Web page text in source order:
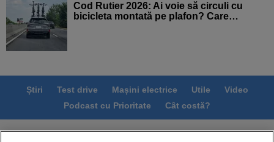
Cod Rutier 2026: Ai voie să circuli cu
bicicleta montată pe plafon? Care…
Știri Test drive Mașini electrice Utile
Video
Podcast cu Prioritate
Cât costă?
Termeni si conditii Politica de confidentialitate